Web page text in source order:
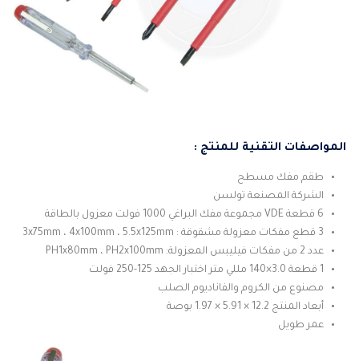
المواصفات التقنية للمنتج :
طقم مفك مسطح
الشركة المصنعة تولسن
6 قطعة VDE مجموعة مفك البراغي 1000 فولت معزول بالطاقة
3 قطع مفكات معزولة مشقوقة : 3x75mm ، 4x100mm ، 5.5x125mm
عدد 2 من مفكات فيليبس المعزولة: PH1x80mm ، PH2x100mm
1 قطعة 3.0×140 مللي متر اختبار الجهد 125-250 فولت
مصنوع من الكروم والفاناديوم الصلب
أبعاد المنتج 12.2 × 5.91 × 1.97 بوصة
عمر طويل